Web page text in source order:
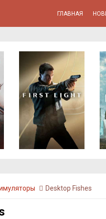
ГЛАВНАЯ
Desktop Fishes